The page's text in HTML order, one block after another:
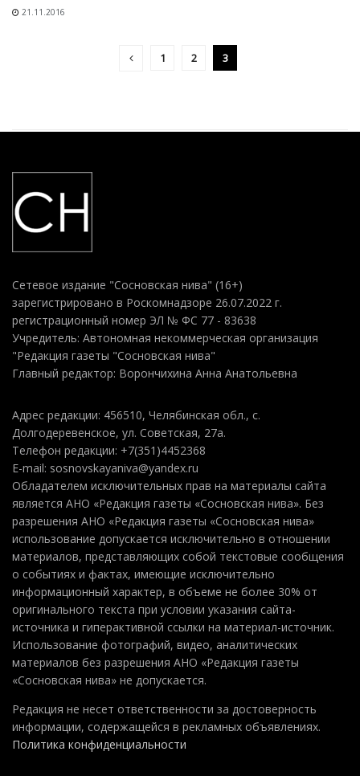
21.11.2016
1 2 3
Сетевое издание "Сосновская нива" (16+)
зарегистрировано в Роскомнадзоре 26.07.2022 г.
регистрационный номер ЭЛ № ФС 77 - 83638
Учредитель: Автономная некоммерческая организация
"Редакция газеты "Сосновская нива"
Главный редактор: Ворончихина Анна Анатольевна
Адрес редакции: 456510, Челябинская обл., с.
Долгодеревенское, ул. Советская, 27а.
Телефон редакции: +7(351)4452368
E-mail: sosnovskayaniva@yandex.ru
Обладателем исключительных прав на материалы сайта
является АНО «Редакция газеты «Сосновская нива». Без
разрешения АНО «Редакция газеты «Сосновская нива»
использование допускается исключительно в отношении
материалов, представляющих собой текстовые сообщения
о событиях и фактах, имеющие исключительно
информационный характер, в объеме не более 30% от
оригинального текста при условии указания сайта-
источника и гиперактивной ссылки на материал-источник.
Использование фотографий, видео, аналитических
материалов без разрешения АНО «Редакция газеты
«Сосновская нива» не допускается.
Редакция не несет ответственности за достоверность
информации, содержащейся в рекламных объявлениях.
Политика конфиденциальности